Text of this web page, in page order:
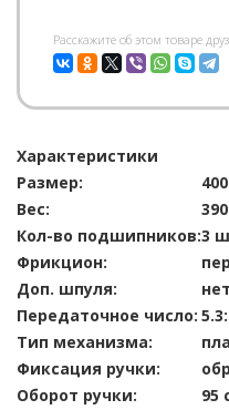
Pасскажите об этом товаре
Характеристики
Размер:
Вес:
Кол-во подшипников:3
Фрикцион:
Доп. шпуля:
нет
Передаточное число:
Тип механизма:
Фиксация ручки:
Оборот ручки:
95